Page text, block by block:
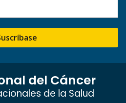
del Cáncer
de la Salud